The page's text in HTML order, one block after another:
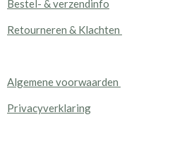
Bestel- & verzendinfo
Retourneren & Klachten
Algemene voorwaarden
Privacyverklaring